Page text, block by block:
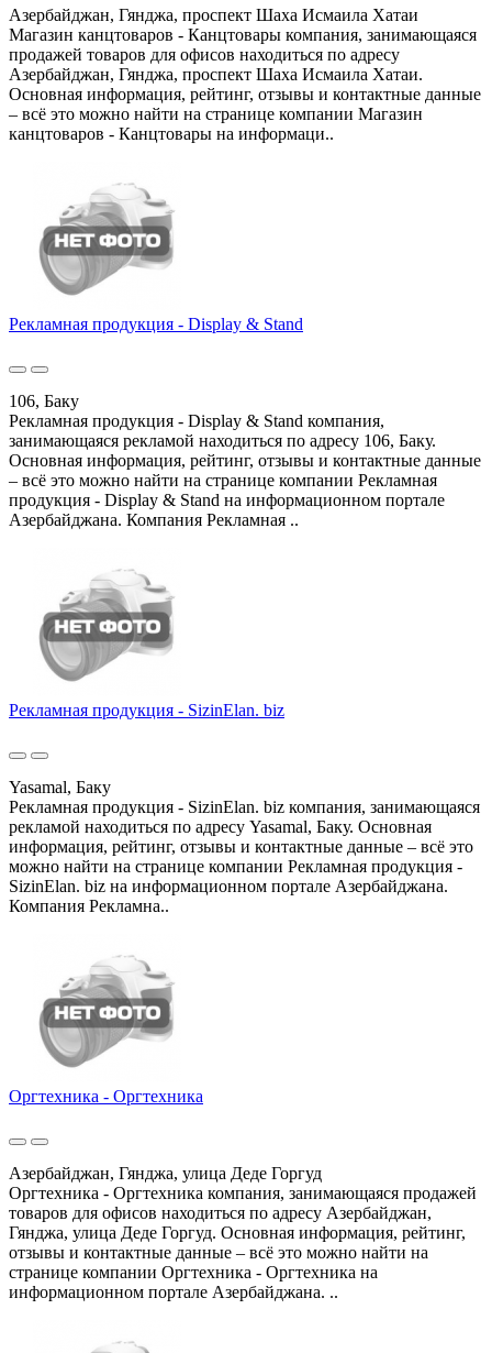
Азербайджан, Гянджа, проспект Шаха Исмаила Хатаи
Магазин канцтоваров - Канцтовары компания, занимающаяся
продажей товаров для офисов находиться по адресу
Азербайджан, Гянджа, проспект Шаха Исмаила Хатаи.
Основная информация, рейтинг, отзывы и контактные данные
– всё это можно найти на странице компании Магазин
канцтоваров - Канцтовары на информаци..
Рекламная продукция - Display & Stand
106, Баку
Рекламная продукция - Display & Stand компания,
занимающаяся рекламой находиться по адресу 106, Баку.
Основная информация, рейтинг, отзывы и контактные данные
– всё это можно найти на странице компании Рекламная
продукция - Display & Stand на информационном портале
Азербайджана. Компания Рекламная ..
Рекламная продукция - SizinElan. biz
Yasamal, Баку
Рекламная продукция - SizinElan. biz компания, занимающаяся
рекламой находиться по адресу Yasamal, Баку. Основная
информация, рейтинг, отзывы и контактные данные – всё это
можно найти на странице компании Рекламная продукция -
SizinElan. biz на информационном портале Азербайджана.
Компания Рекламна..
Оргтехника - Оргтехника
Азербайджан, Гянджа, улица Деде Горгуд
Оргтехника - Оргтехника компания, занимающаяся продажей
товаров для офисов находиться по адресу Азербайджан,
Гянджа, улица Деде Горгуд. Основная информация, рейтинг,
отзывы и контактные данные – всё это можно найти на
странице компании Оргтехника - Оргтехника на
информационном портале Азербайджана. ..